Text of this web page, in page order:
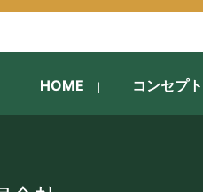
HOME コンセプト